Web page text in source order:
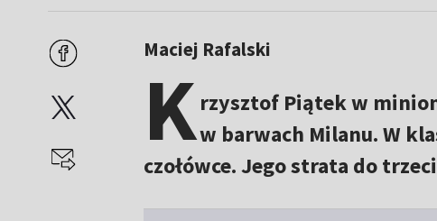
Maciej Rafalski
Krzysztof Piątek w
w barwach Milanu. W
czołówce. Jego strata do